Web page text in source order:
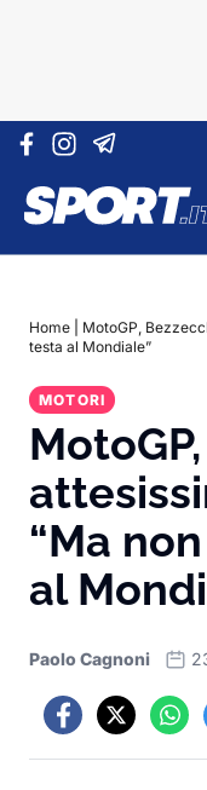
Vai al contenuto
Home
MotoGP,
testa al Mondiale”
MOTORI
“Ma
al
Paolo Cagnoni